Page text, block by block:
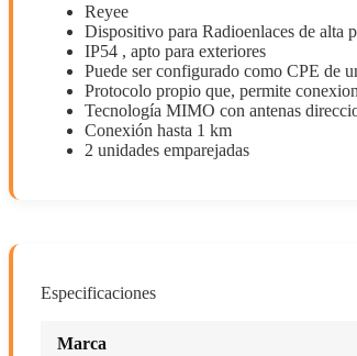
Reyee
Dispositivo para Radioenlaces de alta
IP54 , apto para exteriores
Puede ser configurado como CPE de
Protocolo propio que, permite
Tecnología MIMO con antenas
Conexión hasta 1 km
2 unidades emparejadas
Especificaciones
Marca